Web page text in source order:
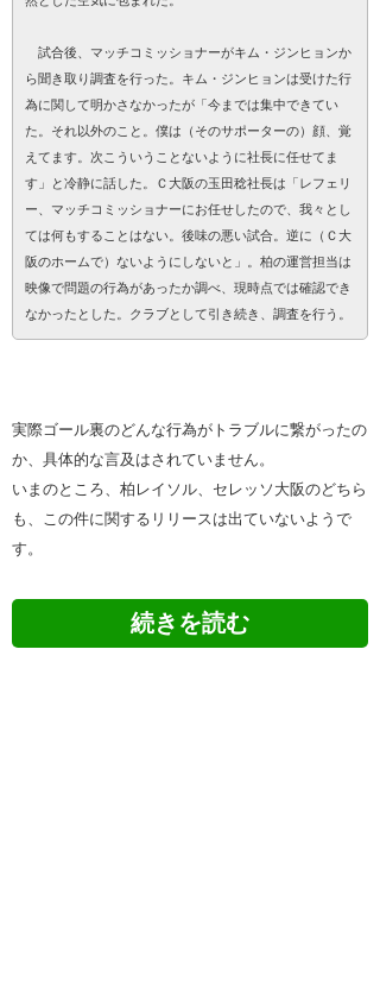
試合後、マッチコミッショナーがキム・ジンヒョンか
ら聞き取り調査を行った。キム・ジンヒョンは受けた行
為に関して明かさなかったが「今までは集中できてい
た。それ以外のこと。僕は（そのサポーターの）顔、覚
えてます。次こういうことないように社長に任せてま
す」と冷静に話した。Ｃ大阪の玉田稔社長は「レフェリ
ー、マッチコミッショナーにお任せしたので、我々とし
ては何もすることはない。後味の悪い試合。逆に（Ｃ大
阪のホームで）ないようにしないと」。柏の運営担当は
映像で問題の行為があったか調べ、現時点では確認でき
なかったとした。クラブとして引き続き、調査を行う。
実際ゴール裏のどんな行為がトラブルに繋がったの
か、具体的な言及はされていません。
いまのところ、柏レイソル、セレッソ大阪のどちら
も、この件に関するリリースは出ていないようで
す。